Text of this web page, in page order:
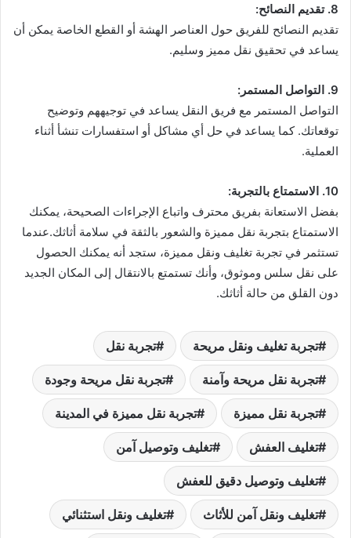
8. تقديم النصائح:
تقديم النصائح للفريق حول العناصر الهشة أو القطع الخاصة يمكن أن
يساعد في تحقيق نقل مميز وسليم.
9. التواصل المستمر:
التواصل المستمر مع فريق النقل يساعد في توجيههم وتوضيح
توقعاتك. كما يساعد في حل أي مشاكل أو استفسارات تنشأ أثناء
العملية.
10. الاستمتاع بالتجربة:
بفضل الاستعانة بفريق محترف واتباع الإجراءات الصحيحة، يمكنك
الاستمتاع بتجربة نقل مميزة والشعور بالثقة في سلامة أثاثك.عندما
تستثمر في تجربة تغليف ونقل مميزة، ستجد أنه يمكنك الحصول
على نقل سلس وموثوق، وأنك تستمتع بالانتقال إلى المكان الجديد
دون القلق من حالة أثاثك.
تجربة تغليف ونقل مريحة تجربة نقل
تجربة نقل مريحة وآمنة تجربة نقل مريحة وجودة
تجربة نقل مميزة تجربة نقل مميزة في المدينة
تغليف العفش تغليف وتوصيل آمن
تغليف وتوصيل دقيق للعفش
تغليف ونقل آمن للأثاث تغليف ونقل استثنائي